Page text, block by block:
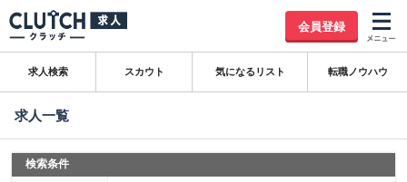
会員登録
求人検索 スカウト 気になるリスト 転職ノウハウ
求人一覧
検索条件